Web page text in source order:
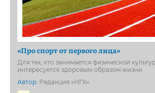
«Про спорт от первого лица»
Для тех, кто занимается физической
интересуется здоровым образом жизни
Автор: Редакция «НГК»